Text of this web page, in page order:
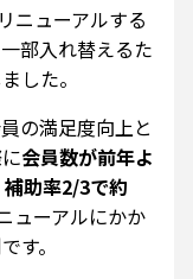
ニューアルする
部入れ替えるた
した。
の満足度向上と
会員数が前年よ
補助率2/3で約
ューアルにかか
す。